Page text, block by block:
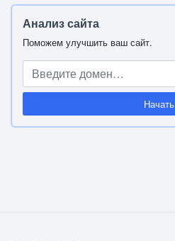
Анализ сайта
Поможем улучшить ваш сайт.
Начать